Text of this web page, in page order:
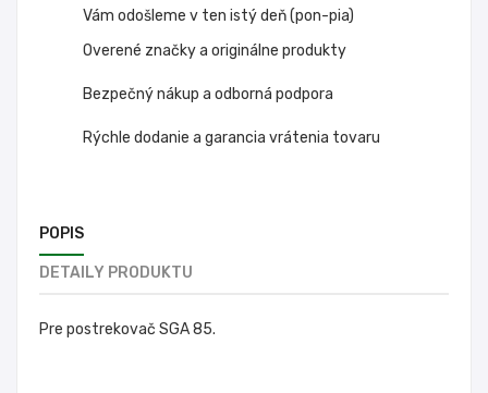
Vám odošleme v ten istý deň (pon-pia)
Overené značky a originálne produkty
Bezpečný nákup a odborná podpora
Rýchle dodanie a garancia vrátenia tovaru
POPIS
DETAILY PRODUKTU
Pre postrekovač SGA 85.